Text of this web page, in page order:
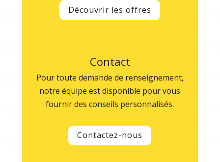
Découvrir les offres
Contact
Pour toute demande de renseignement,
notre équipe est disponible pour vous
fournir des conseils personnalisés.
Contactez-nous